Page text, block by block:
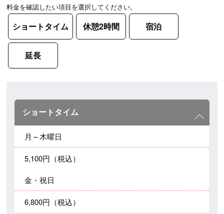
料金を確認したい項目を選択してください。
ショートタイム 休憩2時間 宿泊
延長
ショートタイム
月～木曜日
5,100円（税込）
金・祝日
6,800円（税込）